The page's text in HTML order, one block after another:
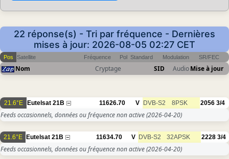
22 réponse(s) - Tri par fréquence - Dernières
mises à jour: 2026-08-05 02:27 CET
Pos Satellite Fréquence Pol Standard Modulation SR/FEC
Nom Cryptage SID AudioMise à jour
21.6°E Eutelsat 21B 11626.70 V DVB-S2 8PSK 2056 3/4
Feeds occasionnels, données ou fréquence non active(2026-04-20)
21.6°E Eutelsat 21B 11634.70 V DVB-S2 32APSK 2228 3/4
Feeds occasionnels, données ou fréquence non active(2026-04-20)